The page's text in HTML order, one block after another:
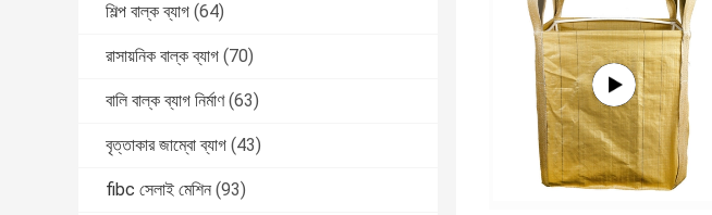
শিল্প বাল্ক ব্যাগ (64)
রাসায়নিক বাল্ক ব্যাগ (70)
বালি বাল্ক ব্যাগ নির্মাণ (63)
বৃত্তাকার জাম্বো ব্যাগ (43)
fibc সেলাই মেশিন (93)